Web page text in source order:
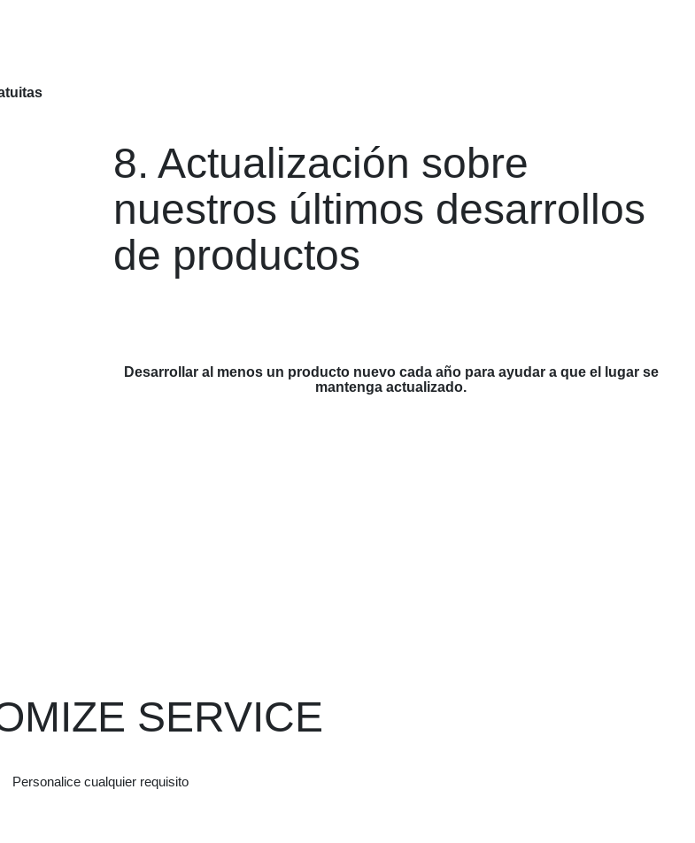
8. Actualización sobre
nuestros últimos desarrollos
de productos
Desarrollar al menos un producto nuevo cada año para ayudar a que el lugar se
mantenga actualizado.
SERVICE
Personalice cualquier requisito